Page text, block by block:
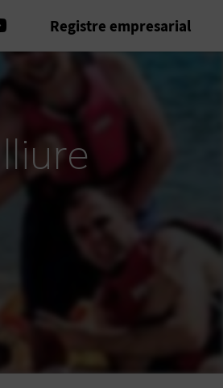
Twitter
en Instagram
en Youtube
Registre empresarial